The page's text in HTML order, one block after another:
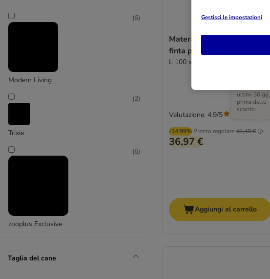
Nicchie per cani
Tappetini refrigeranti
Accessori per la casa
Cucce in legno
Cucce in peluche/pile
Cucce in tessuto
Modern Living
(6)
Trixie
(2)
zooplus Exclusive
(6)
Taglia del cane
Materasso ortopedico in
finta pelle liscia - M
L 100 x P 70 x H 6 cm
-14.99% Prezzo regolare43,49 €
ultimi 30 gg,
prima dello
sconto.
36,97 €
Valutazione: 4.9/5
Aggiungi al carrello
Gestisci le impostazioni